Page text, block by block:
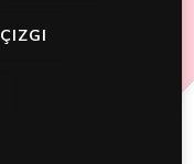
ÇIZGI